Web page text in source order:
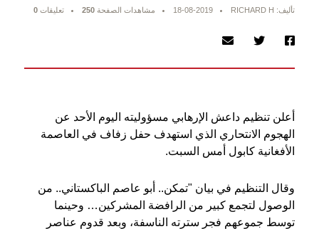
تأليف: RICHARD H 18-08-2019 مشاهدات الصفحة 250 تعليقات 0
أعلن تنظيم داعش الإرهابي مسؤوليته اليوم الأحد عن
الهجوم الانتحاري الذي استهدف حفل زفاف في العاصمة
الأفغانية كابول أمس السبت.
وقال التنظيم في بيان "تمكن.. أبو عاصم الباكستاني.. من
الوصول لتجمع كبير من الرافضة المشركين… وحينما
توسط جموعهم فجر سترته الناسفة، وبعد قدوم عناصر